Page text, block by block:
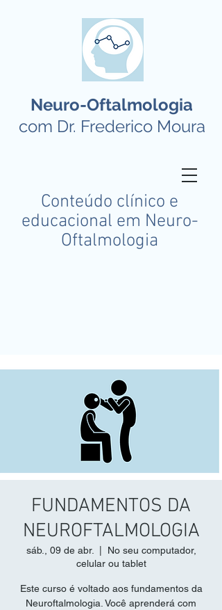
Neuro-Oftalmologia
com Dr. Frederico Moura
Conteúdo clínico e
educacional em Neuro-
Oftalmologia
FUNDAMENTOS DA
NEUROFTALMOLOGIA
sáb., 09 de abr.
No seu computador,
celular ou tablet
Este curso é voltado aos fundamentos da
Neuroftalmologia. Você aprenderá com